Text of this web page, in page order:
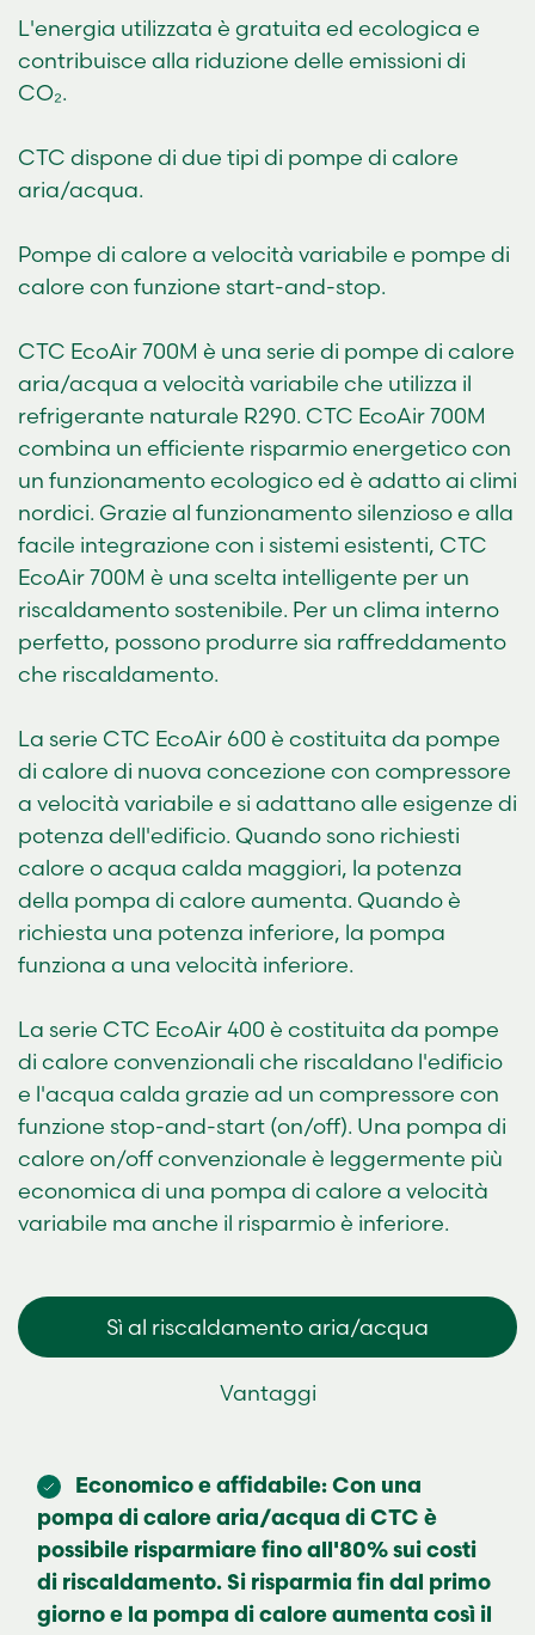
L'energia utilizzata è gratuita ed ecologica e
contribuisce alla riduzione delle emissioni di
CO₂.
CTC dispone di due tipi di pompe di calore
aria/acqua.
Pompe di calore a velocità variabile e pompe di
calore con funzione start-and-stop.
CTC EcoAir 700M è una serie di pompe di calore
aria/acqua a velocità variabile che utilizza il
refrigerante naturale R290. CTC EcoAir 700M
combina un efficiente risparmio energetico con
un funzionamento ecologico ed è adatto ai climi
nordici. Grazie al funzionamento silenzioso e alla
facile integrazione con i sistemi esistenti, CTC
EcoAir 700M è una scelta intelligente per un
riscaldamento sostenibile. Per un clima interno
perfetto, possono produrre sia raffreddamento
che riscaldamento.
La serie CTC EcoAir 600 è costituita da pompe
di calore di nuova concezione con compressore
a velocità variabile e si adattano alle esigenze di
potenza dell'edificio. Quando sono richiesti
calore o acqua calda maggiori, la potenza
della pompa di calore aumenta. Quando è
richiesta una potenza inferiore, la pompa
funziona a una velocità inferiore.
La serie CTC EcoAir 400 è costituita da pompe
di calore convenzionali che riscaldano l'edificio
e l'acqua calda grazie ad un compressore con
funzione stop-and-start (on/off). Una pompa di
calore on/off convenzionale è leggermente più
economica di una pompa di calore a velocità
variabile ma anche il risparmio è inferiore.
Sì al riscaldamento aria/acqua
Vantaggi
Economico e affidabile: Con una
pompa di calore aria/acqua di CTC è
possibile risparmiare fino all'80% sui costi
di riscaldamento. Si risparmia fin dal primo
giorno e la pompa di calore aumenta così il